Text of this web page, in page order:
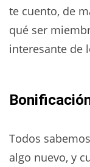
te cuento, de
qué ser
interesante de
Todos
algo nuevo, y